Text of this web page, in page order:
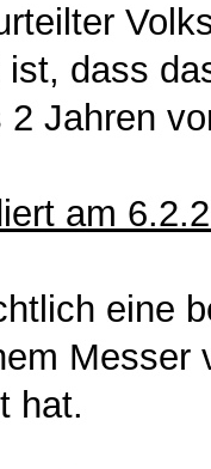
dass
Jahren
am
eine
hat.